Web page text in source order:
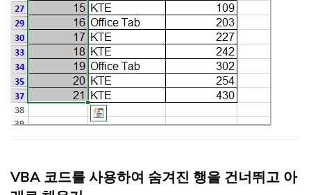
VBA 코드를 사용하여 숨겨진 행을 건너뛰고 아